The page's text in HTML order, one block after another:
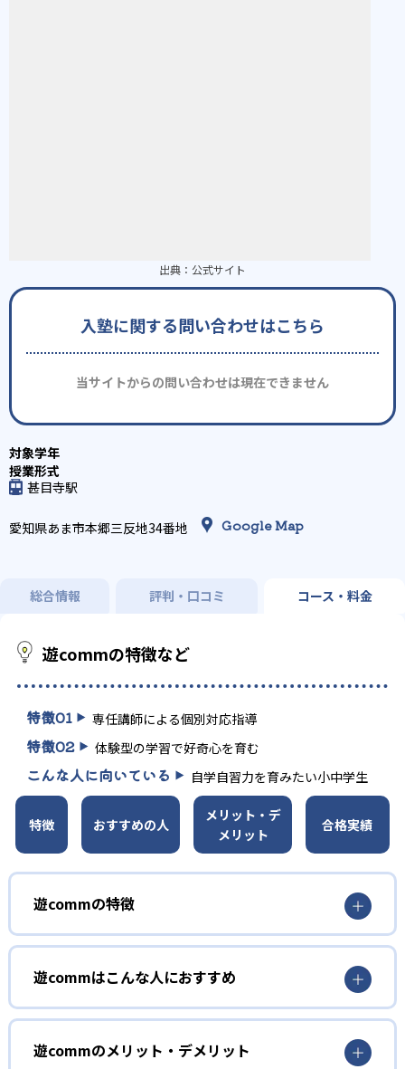
出典： 公式サイト
入塾に関する問い合わせはこちら
当サイトからの問い合わせは現在できません
甚目寺駅
愛知県あま市本郷三反地34番地 Google Map
総合情報 評判・口コミ コース・料金
遊commの特徴など
特徴01 専任講師による個別対応指導
特徴02 体験型の学習で好奇心を育む
こんな人に向いている 自学自習力を育みたい小中学生
特徴 おすすめの人
メリット・デ
メリット
合格実績
遊commの特徴
1
個別対応指導
専任講師が子どもの学力や個性を見極め、最適な勉強方法
を提案。ノートの取り方まで徹底指導し、自ら進んで取り
組む自学自習力を養成する。
2 多彩な体験型学習
遊commはこんな人におすすめ
1
年長～小学2年生
遊commのメリット・デメリット